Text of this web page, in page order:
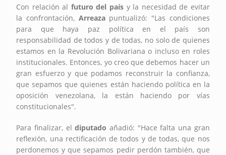
Con relación al futuro del país y la necesidad de evitar
la confrontación, Arreazapuntualizó: "Las condiciones
para que haya paz política en el país son
responsabilidad de todos y de todas, no solo de quienes
estamos en la Revolución Bolivariana o incluso en roles
institucionales. Entonces, yo creo que debemos hacer un
gran esfuerzo y que podamos reconstruir la confianza,
que sepamos que quienes están haciendo política en la
oposición venezolana, la están haciendo por vías
constitucionales".
Para finalizar, eldiputado añadió: "Hace falta una gran
reflexión, una rectificación de todos y de todas, que nos
perdonemos y que sepamos pedir perdón también, que